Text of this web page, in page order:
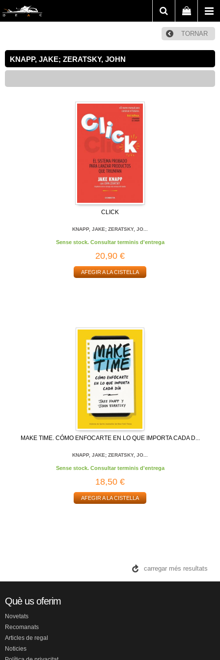
TORNAR
KNAPP, JAKE; ZERATSKY, JOHN
CLICK
KNAPP, JAKE; ZERATSKY, JO...
Sense stock. Consultar terminis d'entrega
20,90 €
AFEGIR A LA CISTELLA
MAKE TIME. CÓMO ENFOCARTE EN LO QUE IMPORTA CADA D...
KNAPP, JAKE; ZERATSKY, JO...
Sense stock. Consultar terminis d'entrega
18,50 €
AFEGIR A LA CISTELLA
carregar més resultats
Què us oferim
Novetats
Recomanats
Articles de regal
Noticies